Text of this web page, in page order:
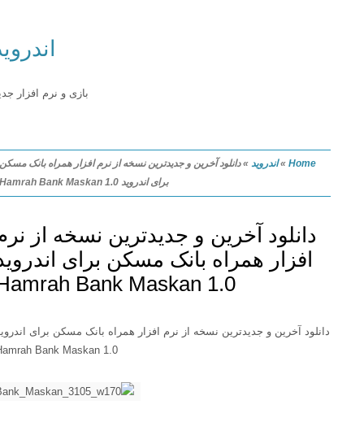
اندروید
بازی و نرم افزار جدید
Home
»اندروید» دانلود آخرین و جدیدترین نسخه از نرم افزار همراه بانک مسکن
برای اندروید Hamrah Bank Maskan 1.0
دانلود آخرین و جدیدترین نسخه از نرم
افزار همراه بانک مسکن برای اندروید
Hamrah Bank Maskan 1.0
دانلود آخرین و جدیدترین نسخه از نرم افزار همراه بانک مسکن برای اندروید
Hamrah Bank Maskan 1.0